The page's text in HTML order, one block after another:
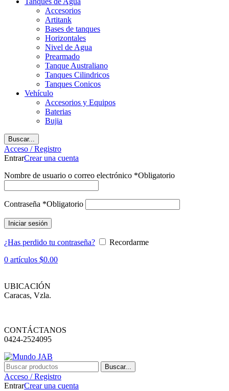
Accesorios
Artitank
Bases de tanques
Horizontales
Nivel de Agua
Prearmado
Tanque Australiano
Tanques Cilindricos
Tanques Conicos
Vehículo
Accesorios y Equipos
Baterias
Bujia
Buscar...
Acceso / Registro
EntrarCrear una cuenta
Nombre de usuario o correo electrónico *Obligatorio
Contraseña *Obligatorio
Iniciar sesión
¿Has perdido tu contraseña?
Recordarme
0 artículos $0.00
UBICACIÓN
Caracas, Vzla.
CONTÁCTANOS
0424-2524095
Buscar...
Acceso / Registro
EntrarCrear una cuenta